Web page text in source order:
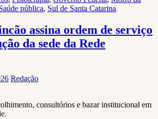
pública, Sul de Santa Catarina
assina ordem de serviço
da sede da Rede
Redação
consultórios e bazar institucional em